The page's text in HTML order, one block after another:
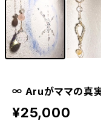
∞ Aruがママの真
¥25,000